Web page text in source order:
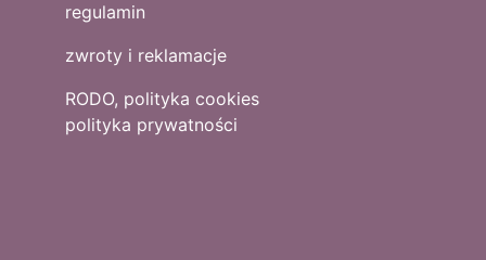
regulamin
zwroty i reklamacje
RODO, polityka cookies
polityka prywatności